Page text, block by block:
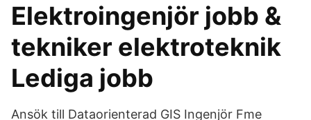
Elektroingenjör jobb &
tekniker elektroteknik
Lediga jobb
Ansök till Dataorienterad GIS Ingenjör Fme